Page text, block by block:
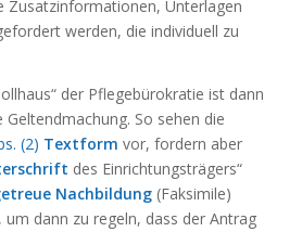
Zusatzinformationen, Unterlagen
werden, die individuell zu
der Pflegebürokratie ist dann
So sehen die
(2) Textform vor, fordern aber
des Einrichtungsträgers“
Nachbildung(Faksimile)
um dann zu regeln, dass der Antrag